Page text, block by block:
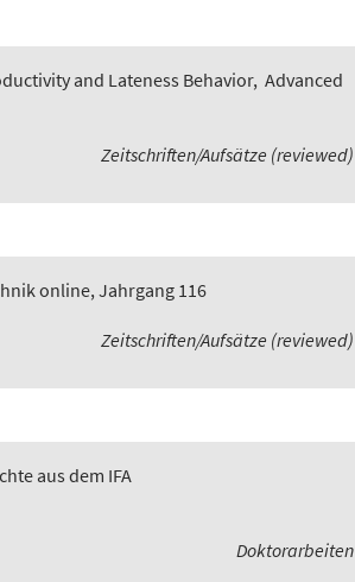
and Lateness Behavior, Advanced
Zeitschriften/Aufsätze (reviewed)
online, Jahrgang 116
Zeitschriften/Aufsätze (reviewed)
aus dem IFA
Doktorarbeiten